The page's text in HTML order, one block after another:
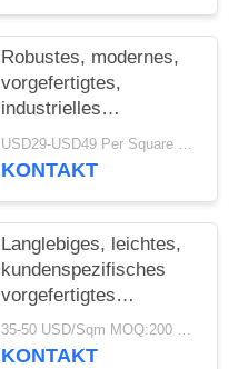
Robustes, modernes,
vorgefertigtes,
industrielles
Stahlkonstruktionslager
für die Fabrik
USD29-USD49 Per Square Meter MOQ:200 Quadratmeter
KONTAKT
Langlebiges, leichtes,
kundenspezifisches
vorgefertigtes
Lagerhaus mit
verzinkter
35-50 USD/Sqm MOQ:200 Quadratmeter
KONTAKT